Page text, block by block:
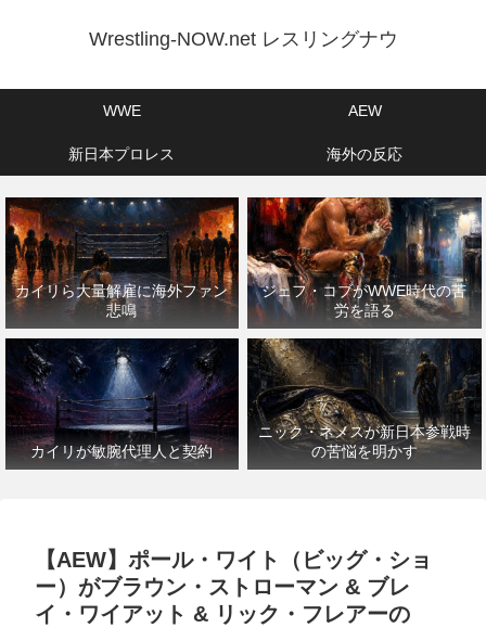
Wrestling-NOW.net レスリングナウ
WWE AEW
新日本プロレス 海外の反応
カイリら大量解雇に海外ファン
悲鳴
ジェフ・コブがWWE時代の苦
労を語る
カイリが敏腕代理人と契約
ニック・ネメスが新日本参戦時
の苦悩を明かす
【AEW】ポール・ワイト（ビッグ・ショ
ー）がブラウン・ストローマン & ブレ
イ・ワイアット & リック・フレアーの